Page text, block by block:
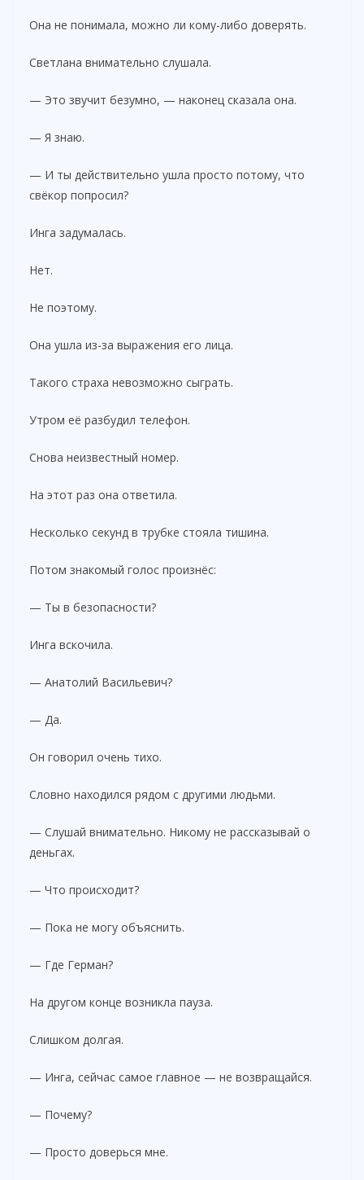
Она не понимала, можно ли кому-либо доверять.
Светлана внимательно слушала.
— Это звучит безумно, — наконец сказала она.
— Я знаю.
— И ты действительно ушла просто потому, что
свёкор попросил?
Инга задумалась.
Нет.
Не поэтому.
Она ушла из-за выражения его лица.
Такого страха невозможно сыграть.
Утром её разбудил телефон.
Снова неизвестный номер.
На этот раз она ответила.
Несколько секунд в трубке стояла тишина.
Потом знакомый голос произнёс:
— Ты в безопасности?
Инга вскочила.
— Анатолий Васильевич?
— Да.
Он говорил очень тихо.
Словно находился рядом с другими людьми.
— Слушай внимательно. Никому не рассказывай о
деньгах.
— Что происходит?
— Пока не могу объяснить.
— Где Герман?
На другом конце возникла пауза.
Слишком долгая.
— Инга, сейчас самое главное — не возвращайся.
— Почему?
— Просто доверься мне.